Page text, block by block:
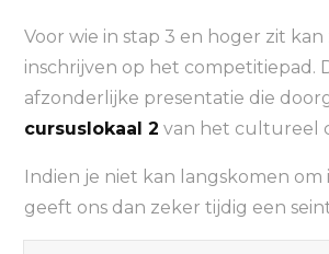
Voor wie in stap 3 en hoger zit kan
inschrijven op het competitiepad.
afzonderlijke presentatie die
cursuslokaal 2 van het cultureel
Indien je niet kan langskomen om
geeft ons dan zeker tijdig een